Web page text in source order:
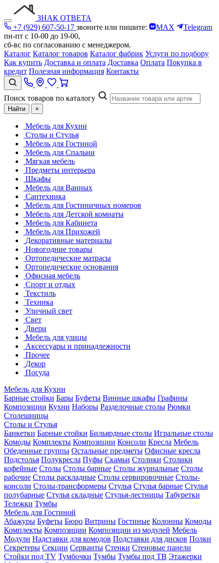
ЗНАК ОТВЕТА
+7 (929) 607-50-17 звоните или пишите: MAX
Telegram
пн-пт с 10-00 до 19-00,
сб-вс по согласованию с менеджером.
Каталог Каталог товаров Каталог фабрик Услуги по подбору
Как купить Доставка и оплата Доставка Оплата Покупка в
кредит Полезная информация Контакты
Поиск товаров по каталогу
Найти ×
Мебель для Кухни
Столы и Стулья
Мебель для Гостиной
Мебель для Спальни
Мягкая мебель
Предметы интерьера
Шкафы
Мебель для Ванных
Сантехника
Мебель для Гостиничных номеров
Мебель для Детской комнаты
Мебель для Кабинета
Мебель для Прихожей
Декоративные материалы
Новогодние товары
Ортопедические матрасы
Ортопедические основания
Офисная мебель
Спорт и отдых
Текстиль
Техника
Уличный свет
Свет
Двери
Мебель для улицы
Аксессуары и принадлежности
Прочее
Декор
Посуда
Мебель для Кухни
Барные стойки Бары Буфеты Винные шкафы Графины
Композиции Кухни Наборы Разделочные столы Рюмки
Столешницы
Столы и Стулья
Банкетки Барные стойки Бильярдные столы Игральные столы
Комоды Комплекты Композиции Консоли Кресла Мебель
Обеденные группы Остальные предметы Офисные кресла
Подстолья Полукресла Пуфы Скамьи Столики Столики
кофейные Столы Столы барные Столы журнальные Столы
рабочие Столы раскладные Столы сервировочные Столы-
консоли Столы-трансформеры Стулья Стулья барные Стулья
полубарные Стулья складные Стулья-лестницы Табуретки
Тележки Тумбы
Мебель для Гостиной
Абажуры Буфеты Бюро Витрины Гостиные Колонны Комоды
Комплекты Композиции Композиции из модулей Мебель
Модули Надставки для комодов Подставки для дисков Полки
Секретеры Секции Серванты Стенки Стеновые панели
Стойки под TV Тумбочки Тумбы Тумбы под ТВ Этажерки